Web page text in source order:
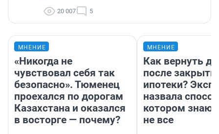
20 007 5
МНЕНИЕ
«Никогда не
чувствовал себя так
безопасно». Тюменец
проехался по дорогам
Казахстана и оказался
в восторге — почему?
МНЕНИЕ
Как вернуть
после
ипотеки?
назвала
котором
не все